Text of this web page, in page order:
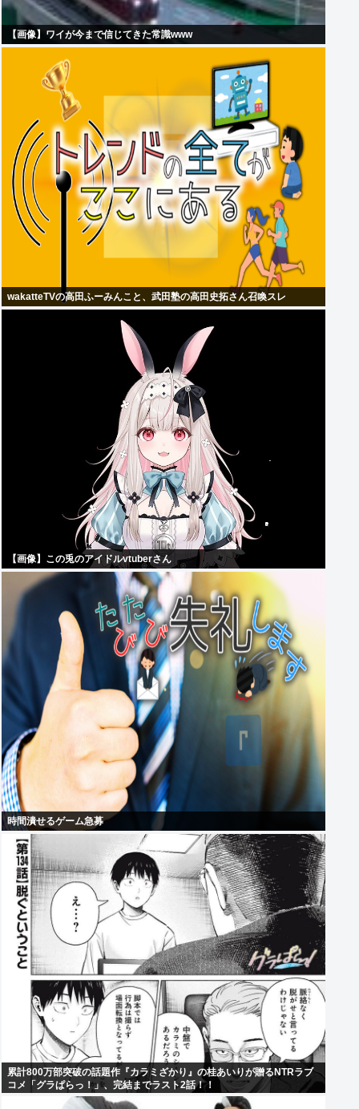
【画像】ワイが今まで信じてきた常識www
wakatteTVの高田ふーみんこと、武田塾の高田史拓さん召喚スレ
【画像】この兎のアイドルvtuberさん
時間潰せるゲーム急募
累計800万部突破の話題作『カラミざかり』の桂あいりが贈るNTRラブ
コメ「グラぱらっ！」、完結までラスト2話！！